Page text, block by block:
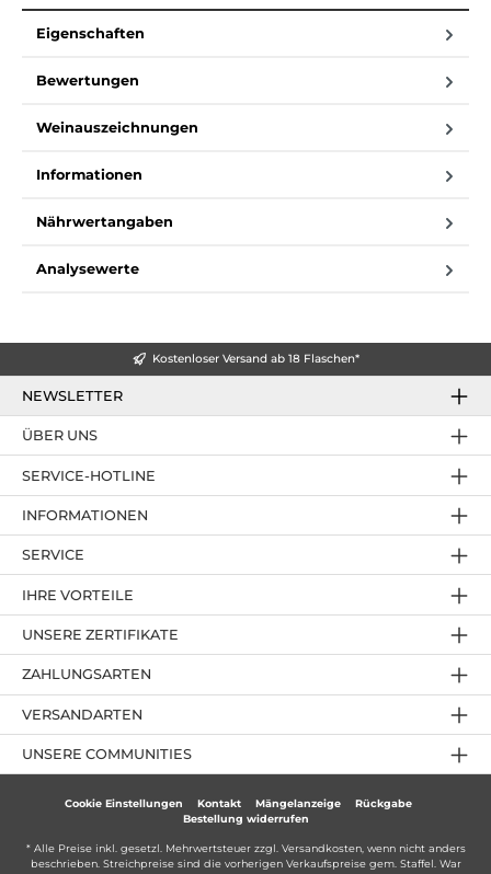
Eigenschaften
Bewertungen
Weinauszeichnungen
Informationen
Nährwertangaben
Analysewerte
Kostenloser Versand ab 18 Flaschen*
NEWSLETTER
SERVICE-HOTLINE
IHRE VORTEILE
ZAHLUNGSARTEN
ÜBER UNS
UNSERE ZERTIFIKATE
INFORMATIONEN
SERVICE
UNSERE COMMUNITIES
VERSANDARTEN
Cookie Einstellungen Kontakt Mängelanzeige
Rückgabe
Bestellung widerrufen
* Alle Preise inkl. gesetzl. Mehrwertsteuer zzgl. Versandkosten, wenn nicht anders
beschrieben. Streichpreise sind die vorherigen Verkaufspreise gem. Staffel. War